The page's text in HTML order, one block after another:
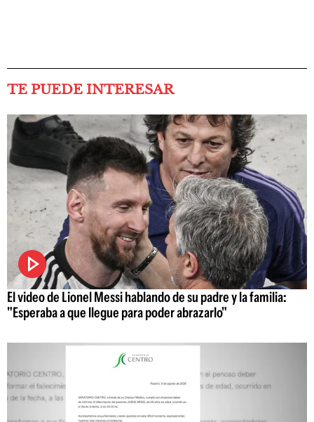
TE PUEDE INTERESAR
El video de Lionel Messi hablando de su padre y la familia:
"Esperaba a que llegue para poder abrazarlo"